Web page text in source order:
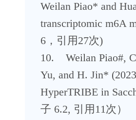
Weilan Piao* and
transcriptomic m6A
6，引用27次)
10. Weilan Piao#,
Yu, and H. Jin*
HyperTRIBE in
子 6.2, 引用11次）